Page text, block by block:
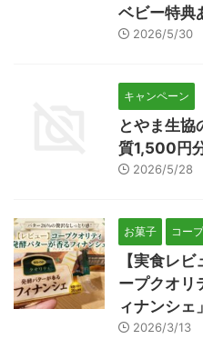
ベビー特典
2026/5/30
キャンペーン
とやま生協
質1,500円
2026/5/28
お菓子 コー
【実食レ
ープクオリ
ィナンシェ
2026/3/13